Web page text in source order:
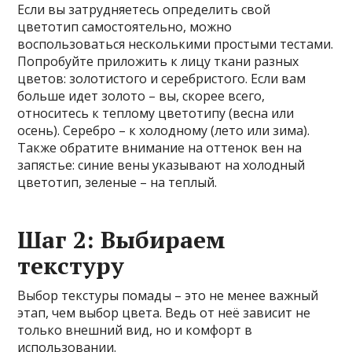
Если вы затрудняетесь определить свой
цветотип самостоятельно, можно
воспользоваться несколькими простыми тестами.
Попробуйте приложить к лицу ткани разных
цветов: золотистого и серебристого. Если вам
больше идет золото – вы, скорее всего,
относитесь к теплому цветотипу (весна или
осень). Серебро – к холодному (лето или зима).
Также обратите внимание на оттенок вен на
запястье: синие вены указывают на холодный
цветотип, зеленые – на теплый.
Шаг 2: Выбираем
текстуру
Выбор текстуры помады – это не менее важный
этап, чем выбор цвета. Ведь от неё зависит не
только внешний вид, но и комфорт в
использовании.